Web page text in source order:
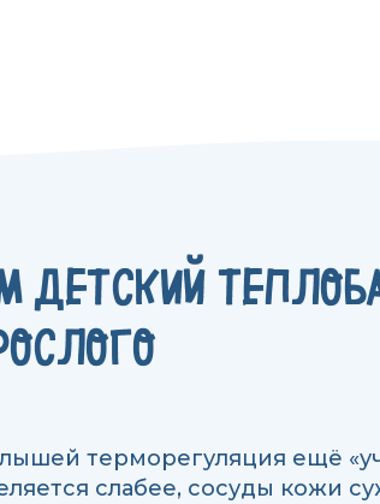
ДЕТСКИЙ
терморегуляция ещё
слабее, сосуды кожи